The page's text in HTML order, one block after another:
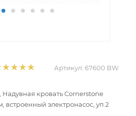
Артикул: 67600 BW
Надувная кровать Cornerstone
встроенный электронасос, уп.2